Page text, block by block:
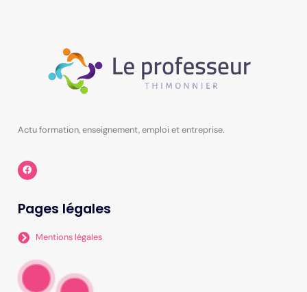
Actu formation, enseignement, emploi et entreprise.
Pages légales
Mentions légales